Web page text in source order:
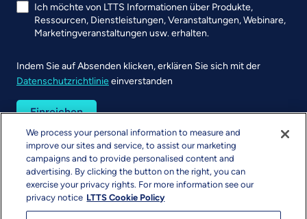
Ich möchte von LTTS Informationen über Produkte,
Ressourcen, Dienstleistungen, Veranstaltungen, Webinare,
Marketingveranstaltungen usw. erhalten.
Indem Sie auf Absenden klicken, erklären Sie sich mit der
Datenschutzrichtlinie einverstanden
UTM
We process your personal information to measure and
improve our sites and service, to assist our marketing
campaigns and to provide personalised content and
advertising. By clicking the button on the right, you can
exercise your privacy rights. For more information see our
privacy notice LTTS Cookie Policy